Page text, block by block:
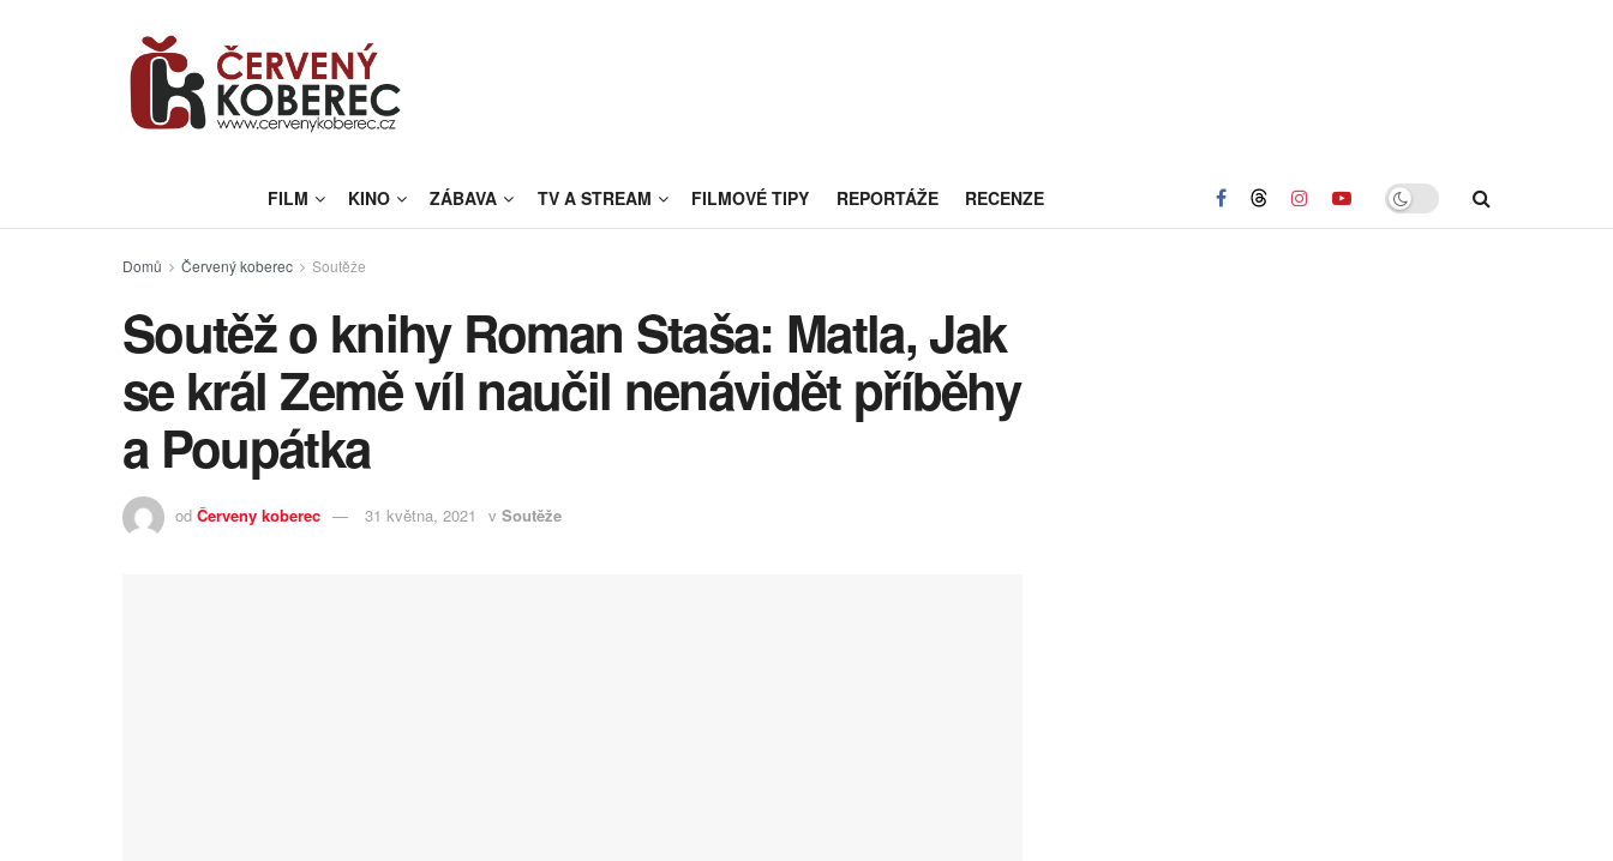
FILM KINO ZÁBAVA TV A STREAM FILMOVÉ TIPY REPORTÁŽE RECENZE
Domů Červený koberec Soutěže
Soutěž o knihy Roman Staša: Matla, Jak
se král Země víl naučil nenávidět příběhy
a Poupátka
od Červeny koberec 31 května, 2021 v Soutěže